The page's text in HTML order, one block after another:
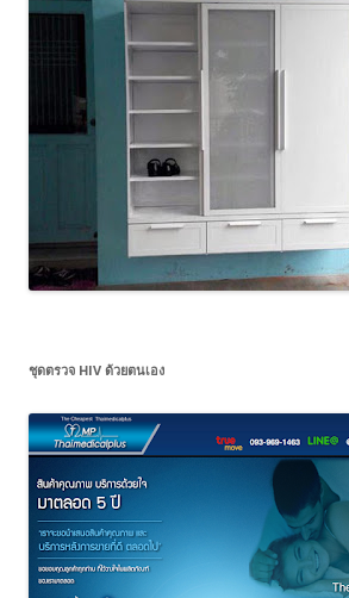
ชุดตรวจ HIV ด้วยตนเอง